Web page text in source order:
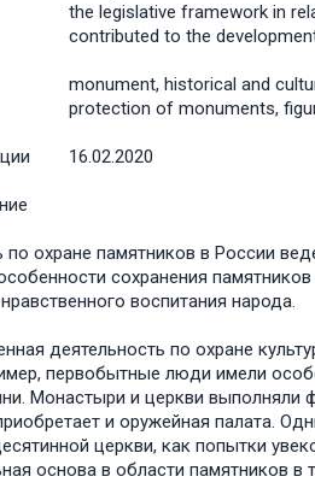
the legislative framework in
contributed to the
monument, historical and
protection of monuments,
16.02.2020
по охране памятников в России
сохранения
воспитания народа.
деятельность по охране
первобытные люди имели
Монастыри и церкви выполняли
и оружейная палата.
церкви, как попытки
основа в области памятников в